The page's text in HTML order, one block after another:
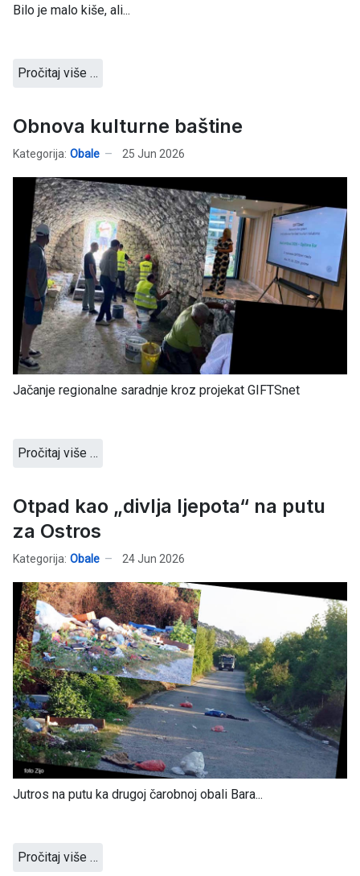
Bilo je malo kiše, ali...
Pročitaj više …
Obnova kulturne baštine
Kategorija: Obale 25 Jun 2026
Jačanje regionalne saradnje kroz projekat GIFTSnet
Pročitaj više …
Otpad kao „divlja ljepota“ na putu
za Ostros
Kategorija: Obale 24 Jun 2026
Jutros na putu ka drugoj čarobnoj obali Bara...
Pročitaj više …